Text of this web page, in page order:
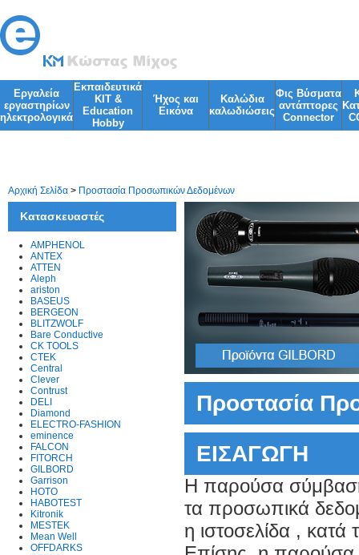
Εργαλεία
εργαστηρίων
ηλεκτρολογικά
Εκπαιδευτικά
KIT &
Education
Ηobby
Ήχος και
Εικόνα
Kαλώδια
καλωδιώσεις
Φις Βύσματα
αντάπτορες
Connector
Αρχική Σελίδα > Προστασία Προσωπικών Δεδομένων
Προστασία
ΕΙΣΑΓΩΓΗ
Η παρούσα
τα προσωπικά
η ιστοσελίδα ,
Κατασκευαστές
AMPHENOL
ANTEX
ATTEN
Aleph
ariston
BASEUS
BERGEON
BLITZWOLF
Bare Conductive
CK TOOLS
CTEK
Central
Clever
Contrust
DELI
Diamond
ELECTRO-FASHION
eminence
FALCON
FITORCH
GILBORD
Garrison
HOTO
HABOTEST
Kitronik
MESTEK
Mean Well
OFFDARKS